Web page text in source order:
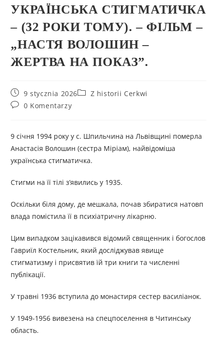
УКРАЇНСЬКА СТИГМАТИЧКА
– (32 РОКИ ТОМУ). – ФІЛЬМ –
„НАСТЯ ВОЛОШИН –
ЖЕРТВА НА ПОКАЗ”.
9 stycznia 2026
Z historii Cerkwi
0 Komentarzy
9 січня 1994 року у с. Шпильчина на Львівщині померла
Анастасія Волошин (сестра Міріам), найвідоміша
українська стигматичка.
Стигми на її тілі з’явились у 1935.
Оскільки біля дому, де мешкала, почав збиратися натовп
влада помістила її в психіатричну лікарню.
Цим випадком зацікавився відомий священник і богослов
Гавриїл Костельник, який досліджував явище
стигматизму і присвятив їй три книги та численні
публікації.
У травні 1936 вступила до монастиря сестер василіанок.
У 1949-1956 вивезена на спецпоселення в Читинську
область.